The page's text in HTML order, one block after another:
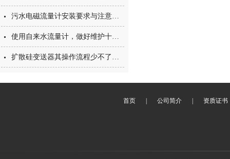
污水电磁流量计安装要求与注意事项
使用自来水流量计，做好维护十分重要
扩散硅变送器其操作流程少不了以下步骤
首页 公司简介 资质证书